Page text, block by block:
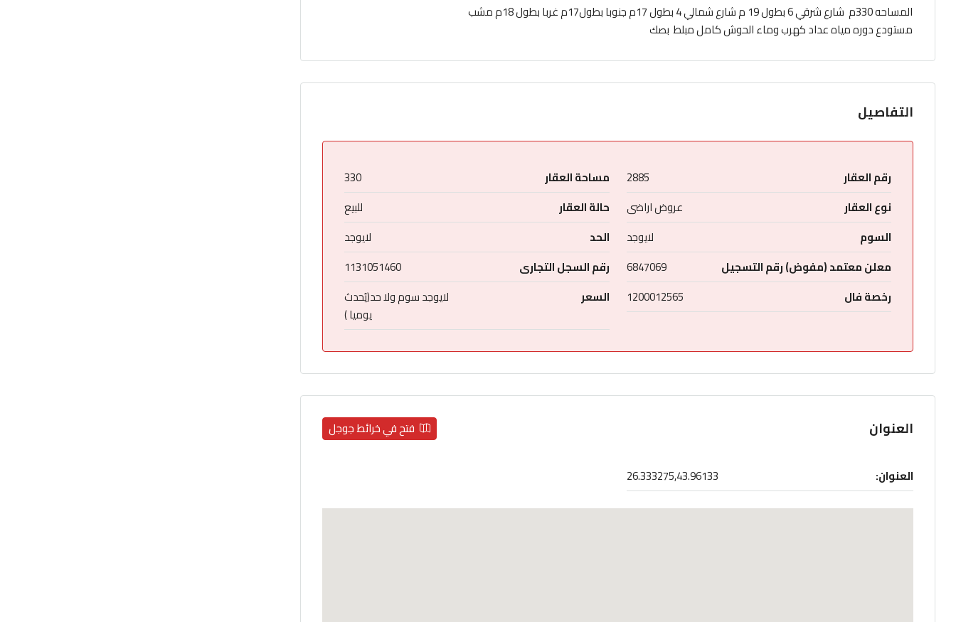
المساحه 330م شارع شرقي 6 بطول 19 م شارع شمالي 4 بطول 17م جنوبا بطول17م غربا بطول 18م مشب
مستودع دوره مياه عداد كهرب وماء الحوش كامل مبلط بصك
التفاصيل
رقم العقار 2885 مساحة العقار
330
نوع العقار
عروض اراضى حالة العقار
للبيع
السوم
لايوجد الحد
لايوجد
معلن معتمد (مفوض) رقم التسجيل
6847069 رقم السجل التجارى
1131051460
رخصة فال
1200012565 السعر
لايوجد سوم ولا حد(يُحدث
يوميا )
العنوان فتح في خرائط جوجل
العنوان: 26.333275,43.96133